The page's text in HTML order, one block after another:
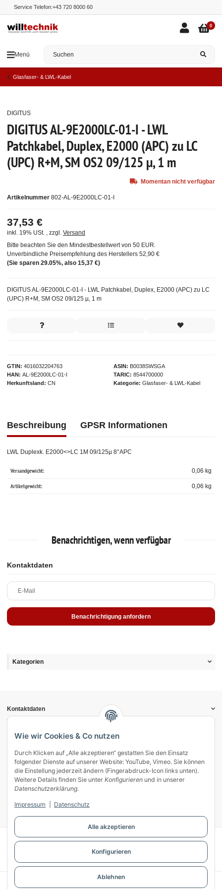
Alle akzeptieren
Konfigurieren
Ablehnen
Wie wir Cookies & Co nutzen
Durch Klicken auf „Alle akzeptieren“ gestatten Sie den Einsatz
folgender Dienste auf unserer Website: YouTube, Vimeo. Sie können
die Einstellung jederzeit ändern (Fingerabdruck-Icon links unten).
Weitere Details finden Sie unter Konfigurieren und in unserer
Datenschutzerklärung.
Impressum Datenschutz
Service Telefon:+43 720 8000 60
Menü
0
Glasfaser- & LWL-Kabel
DIGITUS AL-9E2000LC-01-I - LWL
Patchkabel, Duplex, E2000 (APC) zu LC
(UPC) R+M, SM OS2 09/125 µ, 1 m
Artikelnummer 802-AL-9E2000LC-01-I
GTIN 4016032204763
HAN AL-9E2000LC-01-I
Herkunftsland
CN
ASIN
B0038SWSGA
TARIC
8544700000
Kategorie
Glasfaser- & LWL-Kabel
DIGITUS
DIGITUS AL-9E2000LC-01-I - LWL Patchkabel, Duplex, E2000 (APC) zu LC
(UPC) R+M, SM OS2 09/125 µ, 1 m
37,53 €
inkl. 19% USt. , zzgl. Versand
Bitte beachten Sie den Mindestbestellwert von 50 EUR.
Unverbindliche Preisempfehlung des Herstellers 52,90 €
(Sie sparen 29.05%, also 15,37 €)
Momentan nicht verfügbar
Beschreibung GPSR Informationen
LWL Duplexk. E2000<>LC 1M 09/125µ 8°APC
Versandgewicht: 0,06 kg
Artikelgewicht: 0,06 kg
Benachrichtigen, wenn verfügbar
Kontaktdaten
E-Mail
Benachrichtigung anfordern
Kategorien
Kontaktdaten
Informationen
Gesetzliche Informationen
Vertrag widerrufen
Zahlung & Versand
Mein Kundenkonto
Streitschlichtung
Unsere Herstellermarken
Powered byJTL-Shop